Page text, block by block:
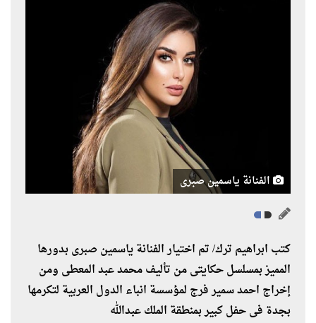
الفنانة ياسمين صبرى
كتب ابراهيم ترك/ تم اختيار الفنانة ياسمين صبرى بدورها
المميز بمسلسل حكايتى من تأليف محمد عبد المعطى ومن
إخراج احمد سمير فرج لمؤسسة انباء الدول العربية لتكرمها
بجدة فى حفل كبير بمنطقة الملك عبدالله